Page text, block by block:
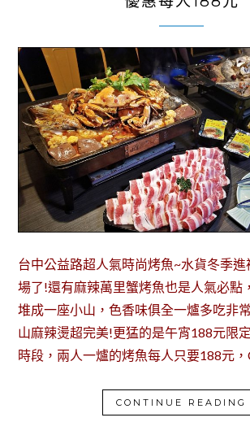
台中公益路超人氣時尚烤魚~水貨冬季
場了!還有麻辣萬里蟹烤魚也是人氣必點
堆成一座小山，色香味俱全一爐多吃非
山麻辣燙超完美!更猛的是午宵188元限
時段，兩人一爐的烤魚每人只要188元
CONTINUE READING